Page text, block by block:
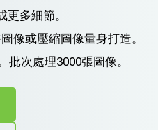
多細節。
像或壓縮圖像量身打造。
次處理3000張圖像。